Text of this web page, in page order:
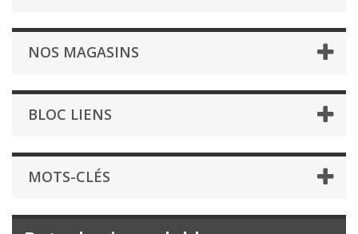
NOS MAGASINS
BLOC LIENS
MOTS-CLÉS